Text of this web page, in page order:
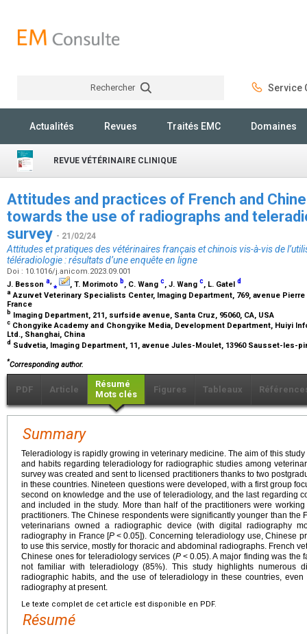
Rechercher Service
Actualités Revues Traités EMC Domaines
REVUE VÉTÉRINAIRE CLINIQUE
Attitudes and practices of French and
towards the use of radiographs and
survey - 21/02/24
Attitudes et pratiques des vétérinaires français et chinois vis-à-vis de
téléradiologie : résultats d’une enquête en ligne
Doi : 10.1016/j.anicom.2023.09.001
J. Besson a,⁎ , T. Morimoto b, C. Wang c, J. Wang c, L. Gatel d
a Azurvet Veterinary Specialists Center, Imaging Department, 769, avenue
France
b Imaging Department, 211, surfside avenue, Santa Cruz, 95060, CA, USA
c Chongyike Academy and Chongyike Media, Development Department, Huiyi
Ltd., Shanghai, China
d Sudvetia, Imaging Department, 11, avenue Jules-Moulet, 13960 Sausset-les-
*Corresponding author.
PDF Article
Résumé
Mots clés
Figures Tableaux
Summary
Teleradiology is rapidly growing in veterinary medicine. The aim of this
and habits regarding teleradiology for radiographic studies among
survey was created and sent to licensed practitioners thanks to two
in these countries. Nineteen questions were developed, with a first group
second on knowledge and the use of teleradiology, and the last regarding
and included in the study. More than half of the practitioners were
practitioners. The Chinese respondents were significantly younger than the
veterinarians owned a radiographic device (with digital radiography
radiography in France [P < 0.05]). Concerning teleradiology use, Chinese
to use this service, mostly for thoracic and abdominal radiographs. French
Chinese ones for teleradiology services (P < 0.05). A major finding was the
not familiar with teleradiology (85%). This study highlights numerous
radiographic habits, and the use of teleradiology in these countries,
radiography at present.
Le texte complet de cet article est disponible en PDF.
Résumé